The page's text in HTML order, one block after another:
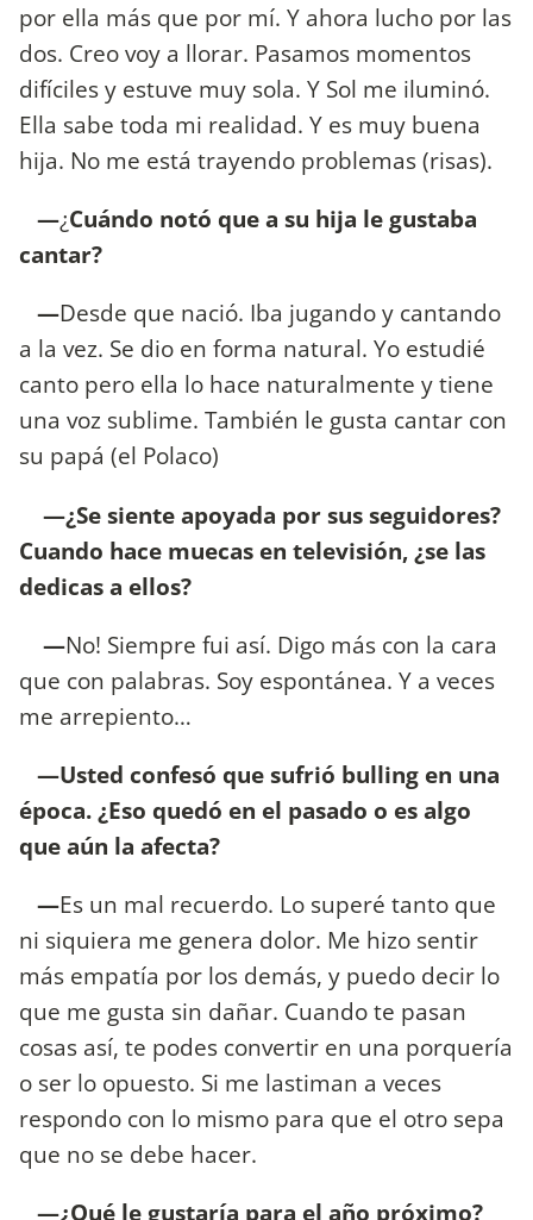
por ella más que por mí. Y ahora lucho por las
dos. Creo voy a llorar. Pasamos momentos
difíciles y estuve muy sola. Y Sol me iluminó.
Ella sabe toda mi realidad. Y es muy buena
hija. No me está trayendo problemas (risas).
—¿Cuándo notó que a su hija le gustaba
cantar?
—Desde que nació. Iba jugando y cantando
a la vez. Se dio en forma natural. Yo estudié
canto pero ella lo hace naturalmente y tiene
una voz sublime. También le gusta cantar con
su papá (el Polaco)
—¿Se siente apoyada por sus seguidores?
Cuando hace muecas en televisión, ¿se las
dedicas a ellos?
—No! Siempre fui así. Digo más con la cara
que con palabras. Soy espontánea. Y a veces
me arrepiento…
—Usted confesó que sufrió bulling en una
época. ¿Eso quedó en el pasado o es algo
que aún la afecta?
—Es un mal recuerdo. Lo superé tanto que
ni siquiera me genera dolor. Me hizo sentir
más empatía por los demás, y puedo decir lo
que me gusta sin dañar. Cuando te pasan
cosas así, te podes convertir en una porquería
o ser lo opuesto. Si me lastiman a veces
respondo con lo mismo para que el otro sepa
que no se debe hacer.
—¿Qué le gustaría para el año próximo?